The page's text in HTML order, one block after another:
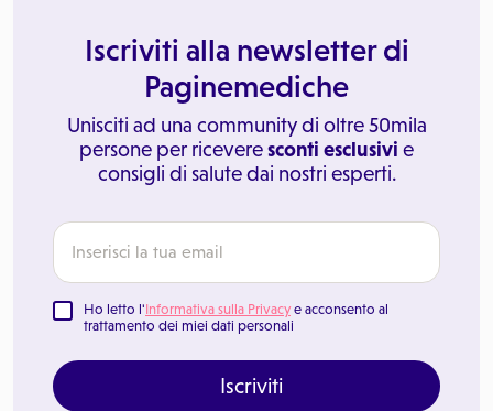
Iscriviti alla newsletter di
Paginemediche
Unisciti ad una community di oltre 50mila
persone per riceveresconti esclusivi e
consigli di salute dai nostri esperti.
Ho letto l'Informativa sulla Privacy e acconsento al
trattamento dei miei dati personali
Iscriviti